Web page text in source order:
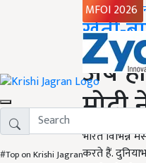
MFOI 2026
#Top on Krishi Jagran
Home
खेती-
अब
मोदी
भारत विभिन्न
करते हैं.